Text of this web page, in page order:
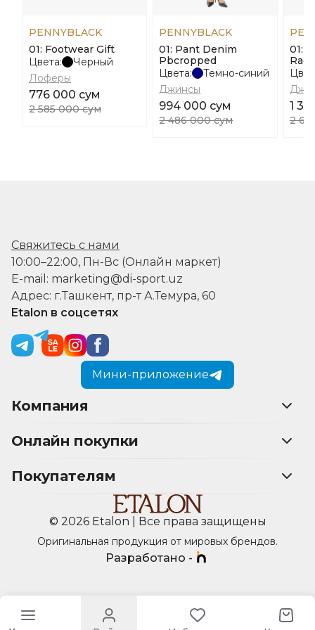
PENNYBLACK
01: Footwear Gift
Цвета:
Черный
Лоферы
776 000 сум
2 585 000 сум
PENNYBLACK
01: Pant Denim
Pbcropped
Цвета:
Темно-синий
Джинсы
994 000 сум
2 486 000 сум
01:
1
2
Свяжитесь с нами
10:00–22:00, Пн-Вс (Онлайн маркет)
E-mail: marketing@di-sport.uz
Адрес: г.Ташкент, пр-т А.Темура, 60
Etalon в соцсетях
Мини-приложение
Компания
Онлайн покупки
Покупателям
© 2026 Etalon | Все права защищены
Оригинальная продукция от мировых брендов.
Разработано -